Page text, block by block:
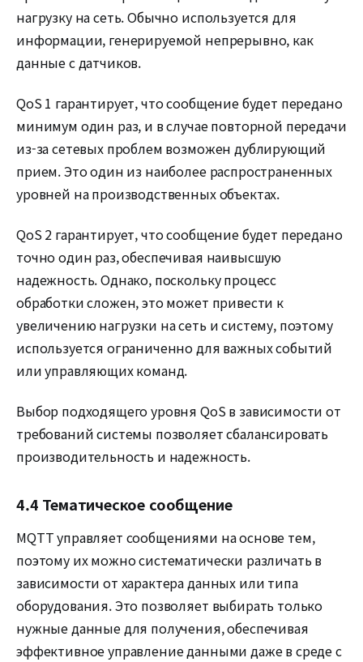
нагрузку на сеть. Обычно используется для
информации, генерируемой непрерывно, как
данные с датчиков.
QoS 1 гарантирует, что сообщение будет передано
минимум один раз, и в случае повторной передачи
из-за сетевых проблем возможен дублирующий
прием. Это один из наиболее распространенных
уровней на производственных объектах.
QoS 2 гарантирует, что сообщение будет передано
точно один раз, обеспечивая наивысшую
надежность. Однако, поскольку процесс
обработки сложен, это может привести к
увеличению нагрузки на сеть и систему, поэтому
используется ограниченно для важных событий
или управляющих команд.
Выбор подходящего уровня QoS в зависимости от
требований системы позволяет сбалансировать
производительность и надежность.
4.4 Тематическое сообщение
MQTT управляет сообщениями на основе тем,
поэтому их можно систематически различать в
зависимости от характера данных или типа
оборудования. Это позволяет выбирать только
нужные данные для получения, обеспечивая
эффективное управление данными даже в среде с